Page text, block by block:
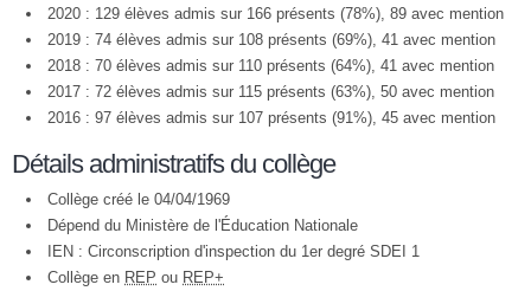
2020 : 129 élèves admis sur 166 présents (78%), 89 avec mention
2019 : 74 élèves admis sur 108 présents (69%), 41 avec mention
2018 : 70 élèves admis sur 110 présents (64%), 41 avec mention
2017 : 72 élèves admis sur 115 présents (63%), 50 avec mention
2016 : 97 élèves admis sur 107 présents (91%), 45 avec mention
Détails administratifs du collège
Collège créé le 04/04/1969
Dépend du Ministère de l'Éducation Nationale
IEN : Circonscription d'inspection du 1er degré SDEI 1
Collège en REP ou REP+